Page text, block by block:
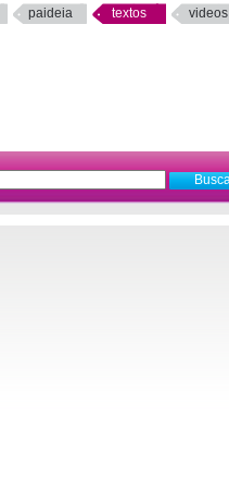
paideia textos videos